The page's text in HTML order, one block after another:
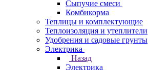
Сыпучие смеси
Комбикорма
Теплицы и комплектующие
Теплоизоляция и утеплители
Удобрения и садовые грунты
Электрика
Назад
Электрика